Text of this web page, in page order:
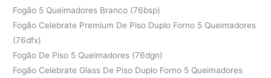
Fogão 5 Queimadores Branco (76bsp)
Fogão Celebrate Premium De Piso Duplo Forno 5 Queimadores
(76dfx)
Fogão De Piso 5 Queimadores (76dgn)
Fogão Celebrate Glass De Piso Duplo Forno 5 Queimadores